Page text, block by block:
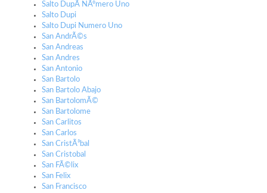
Salto DupÃ­ NÃºmero Uno
Salto Dupi
Salto Dupi Numero Uno
San AndrÃ©s
San Andreas
San Andres
San Antonio
San Bartolo
San Bartolo Abajo
San BartolomÃ©
San Bartolome
San Carlitos
San Carlos
San CristÃ³bal
San Cristobal
San FÃ©lix
San Felix
San Francisco